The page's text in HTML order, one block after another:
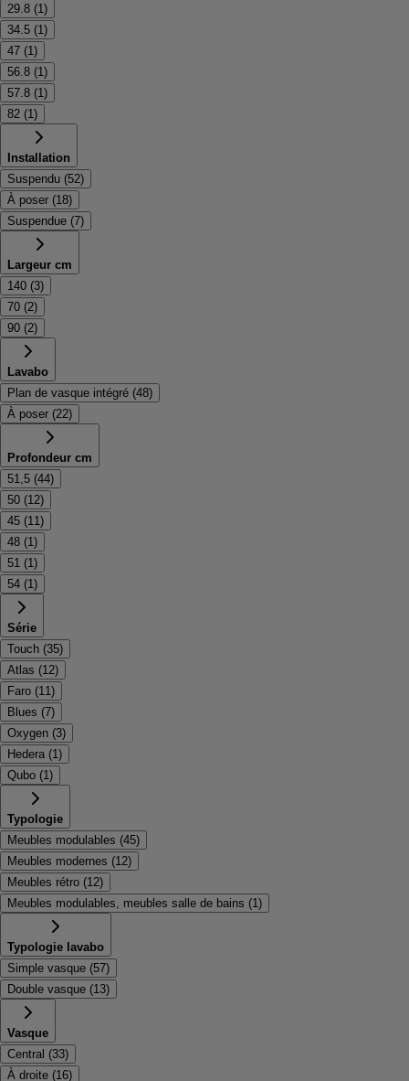
29.8 (1 )
34.5 (1 )
47 (1 )
56.8 (1 )
57.8 (1 )
82 (1 )
Installation
Suspendu (52)
À poser (18)
Suspendue (7)
Largeur cm
140 (3)
70 (2)
90 (2)
Lavabo
Plan de vasque intégré (48)
À poser (22)
Profondeur cm
51,5 (44)
50 (12)
45 (11 )
48 (1 )
51 (1 )
54 (1 )
Série
Touch (35)
Atlas (12)
Faro (11 )
Blues (7)
Oxygen (3)
Hedera (1 )
Qubo (1 )
Typologie
Meubles modulables (45)
Meubles modernes (12)
Meubles rétro (12)
Meubles modulables, meubles salle de bains (1 )
Typologie lavabo
Simple vasque (57)
Double vasque (13)
Vasque
Central (33)
À droite (16)